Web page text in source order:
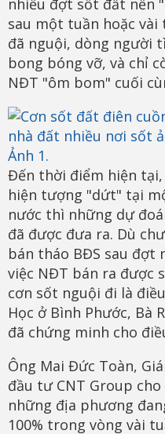
nhiều đợt sốt đất nền
sau một tuần hoặc
đã nguội, dòng người
bong bóng vỡ, và chỉ
NĐT "ôm bom" cuối
Đến thời điểm hiện
hiện tượng "dứt" tại
nước thì những dự
đã được đưa ra. Dù
bán tháo BĐS sau đợt
việc NĐT bán ra được
cơn sốt nguội đi là
Học ở Bình Phước, Bà
đã chứng minh cho
Ông Mai Đức Toàn,
đầu tư CNT Group
những địa phương
100% trong vòng vài